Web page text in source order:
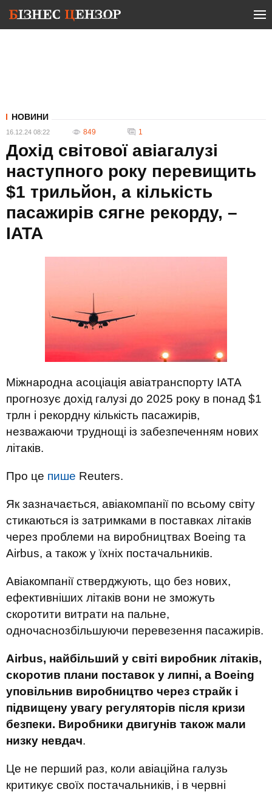
НОВИНИ
16.12.24 08:22 849 1
Дохід світової авіагалузі
наступного року перевищить
$1 трильйон, а кількість
пасажирів сягне рекорду, –
IATA
Міжнародна асоціація авіатранспорту IATA
прогнозує дохід галузі до 2025 року в понад $1
трлн і рекордну кількість пасажирів,
незважаючи труднощі із забезпеченням нових
літаків.
Про це пише Reuters.
Як зазначається, авіакомпанії по всьому світу
стикаються із затримками в поставках літаків
через проблеми на виробництвах Boeing та
Airbus, а також у їхніх постачальників.
Авіакомпанії стверджують, що без нових,
ефективніших літаків вони не зможуть
скоротити витрати на пальне,
одночаснозбільшуючи перевезення пасажирів.
Airbus, найбільший у світі виробник літаків,
скоротив плани поставок у липні, а Boeing
уповільнив виробництво через страйк і
підвищену увагу регуляторів після кризи
безпеки. Виробники двигунів також мали
низку невдач.
Це не перший раз, коли авіаційна галузь
критикує своїх постачальників, і в червні